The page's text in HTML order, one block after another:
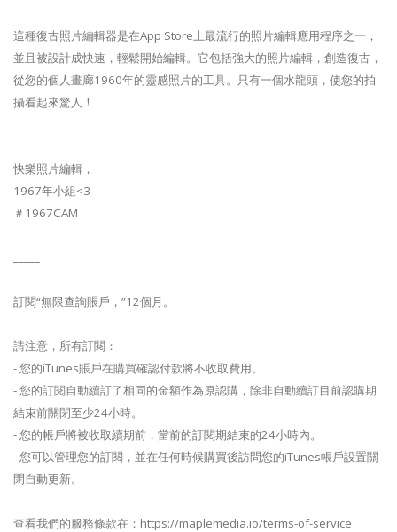
這種復古照片編輯器是在App Store上最流行的照片編輯應用程序之一，
並且被設計成快速，輕鬆開始編輯。它包括強大的照片編輯，創造復古，
從您的個人畫廊1960年的靈感照片的工具。只有一個水龍頭，使您的拍
攝看起來驚人！
快樂照片編輯，
1967年小組<3
＃1967CAM
訂閱“無限查詢賬戶，”12個月。
請注意，所有訂閱：
- 您的iTunes賬戶在購買確認付款將不收取費用。
- 您的訂閱自動續訂了相同的金額作為原認購，除非自動續訂目前認購期
結束前關閉至少24小時。
- 您的帳戶將被收取續期前，當前的訂閱期結束的24小時內。
- 您可以管理您的訂閱，並在任何時候購買後訪問您的iTunes帳戶設置關
閉自動更新。
查看我們的服務條款在：https://maplemedia.io/terms-of-service